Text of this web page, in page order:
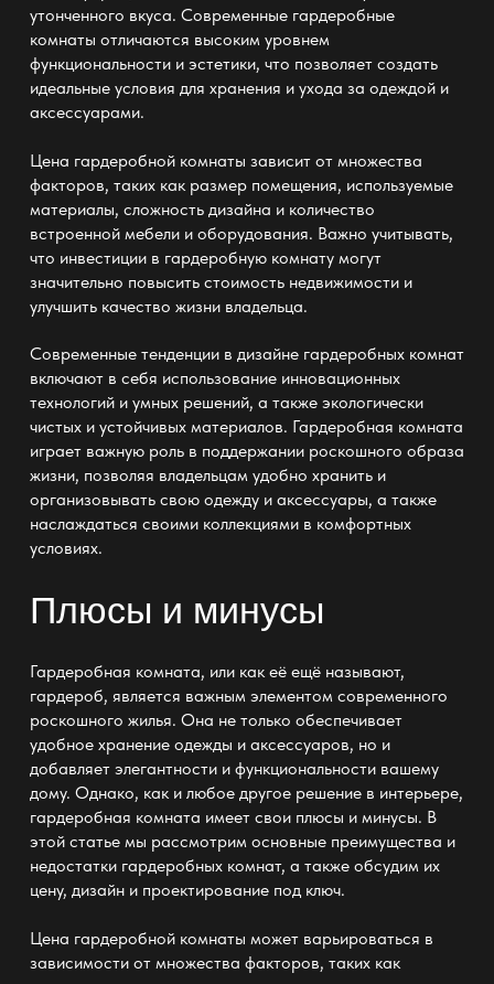
утонченного вкуса. Современные гардеробные
комнаты отличаются высоким уровнем
функциональности и эстетики, что позволяет создать
идеальные условия для хранения и ухода за одеждой и
аксессуарами.
Цена гардеробной комнаты зависит от множества
факторов, таких как размер помещения, используемые
материалы, сложность дизайна и количество
встроенной мебели и оборудования. Важно учитывать,
что инвестиции в гардеробную комнату могут
значительно повысить стоимость недвижимости и
улучшить качество жизни владельца.
Современные тенденции в дизайне гардеробных комнат
включают в себя использование инновационных
технологий и умных решений, а также экологически
чистых и устойчивых материалов. Гардеробная комната
играет важную роль в поддержании роскошного образа
жизни, позволяя владельцам удобно хранить и
организовывать свою одежду и аксессуары, а также
наслаждаться своими коллекциями в комфортных
условиях.
Плюсы и минусы
Гардеробная комната, или как её ещё называют,
гардероб, является важным элементом современного
роскошного жилья. Она не только обеспечивает
удобное хранение одежды и аксессуаров, но и
добавляет элегантности и функциональности вашему
дому. Однако, как и любое другое решение в интерьере,
гардеробная комната имеет свои плюсы и минусы. В
этой статье мы рассмотрим основные преимущества и
недостатки гардеробных комнат, а также обсудим их
цену, дизайн и проектирование под ключ.
Цена гардеробной комнаты может варьироваться в
зависимости от множества факторов, таких как